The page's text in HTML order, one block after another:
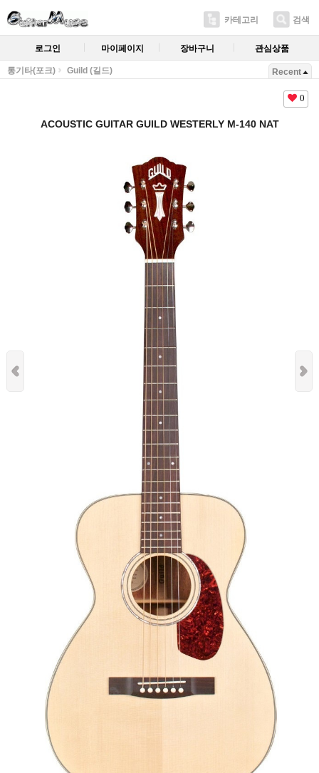
카테고리 검색
로그인 마이페이지 장바구니 관심상품
통기타(포크) Guild (길드) Recent
0
ACOUSTIC GUITAR GUILD WESTERLY M-140 NAT